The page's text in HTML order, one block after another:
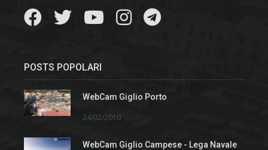
POSTS POPOLARI
WebCam Giglio Porto
24/02/2010
WebCam Giglio Campese - Lega Navale